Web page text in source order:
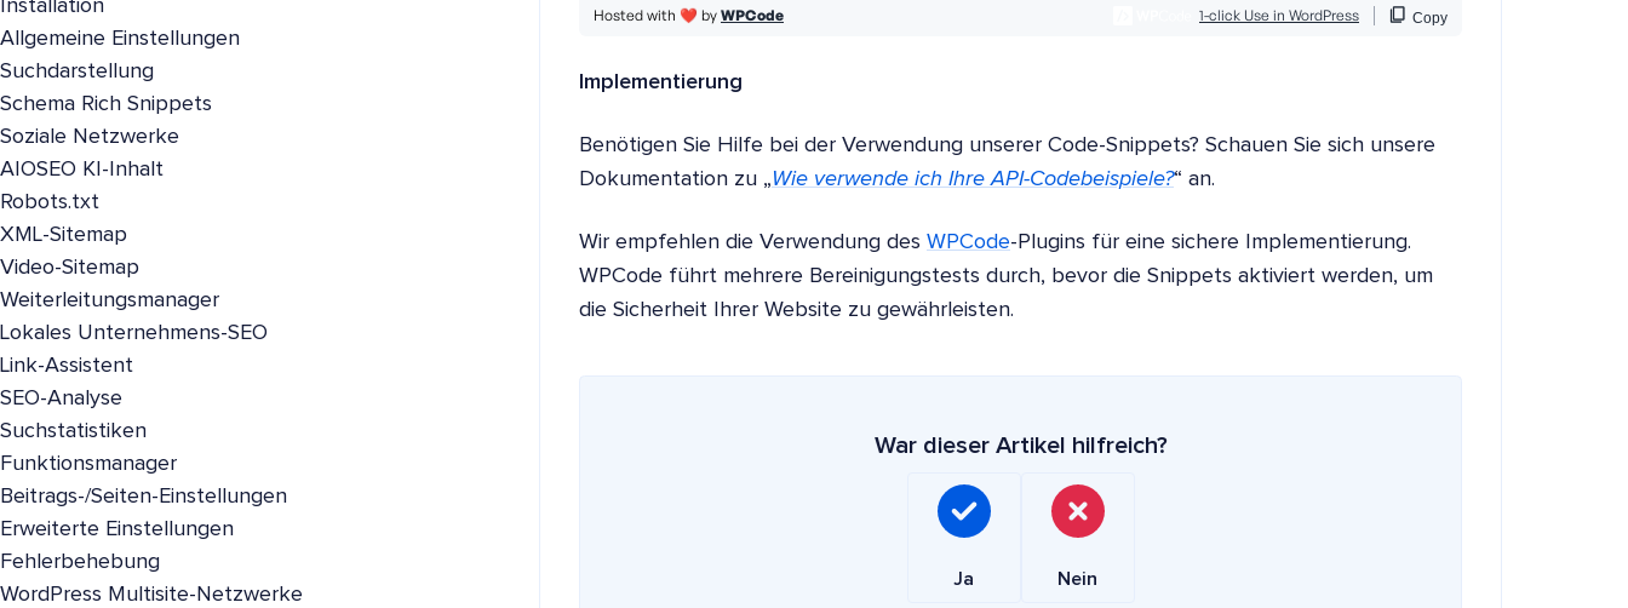
Implementierung
Benötigen Sie Hilfe bei der Verwendung unserer Code-Snippets? Schauen Sie sich unsere
Dokumentation zu „Wie verwende ich Ihre API-Codebeispiele?“ an.
Wir empfehlen die Verwendung des WPCode-Plugins für eine sichere Implementierung.
WPCode führt mehrere Bereinigungstests durch, bevor die Snippets aktiviert werden, um
die Sicherheit Ihrer Website zu gewährleisten.
War dieser Artikel hilfreich?
Ja Nein
Installation
Allgemeine Einstellungen
Suchdarstellung
Schema Rich Snippets
Soziale Netzwerke
AIOSEO KI-Inhalt
Robots.txt
XML-Sitemap
Video-Sitemap
Weiterleitungsmanager
Lokales Unternehmens-SEO
Link-Assistent
SEO-Analyse
Suchstatistiken
Funktionsmanager
Beitrags-/Seiten-Einstellungen
Erweiterte Einstellungen
Fehlerbehebung
WordPress Multisite-Netzwerke